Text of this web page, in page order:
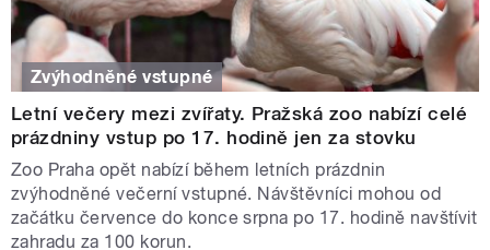
Zvýhodněné vstupné
Letní večery mezi zvířaty. Pražská zoo nabízí celé
prázdniny vstup po 17. hodině jen za stovku
Zoo Praha opět nabízí během letních prázdnin
zvýhodněné večerní vstupné. Návštěvníci mohou od
začátku července do konce srpna po 17. hodině navštívit
zahradu za 100 korun.